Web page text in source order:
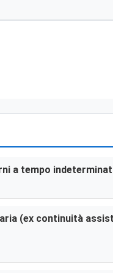
a tempo
(ex continuità